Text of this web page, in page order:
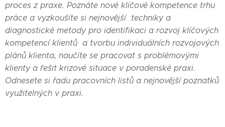
proces z praxe. Poznáte nové klíčové kompetence trhu
práce a vyzkoušíte si nejnovější techniky a
diagnostické metody pro identifikaci a rozvoj klíčových
kompetencí klientů a tvorbu individuálních rozvojových
plánů klienta, naučíte se pracovat s problémovými
klienty a řešit krizové situace v poradenské praxi.
Odnesete si řadu pracovních listů a nejnovější poznatků
využitelných v praxi.